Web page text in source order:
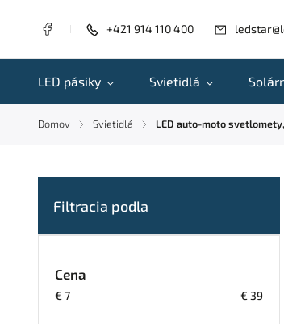
+421 914 110 400
LED pásiky Svietidlá
Domov / Svietidlá / LED auto-moto
Cena
€ 7 € 39